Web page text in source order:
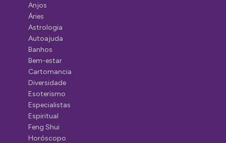
Anjos
Áries
Astrologia
Autoajuda
Banhos
Bem-estar
Cartomancia
Diversidade
Esoterismo
Especialistas
Espiritual
Feng Shui
Horóscopo